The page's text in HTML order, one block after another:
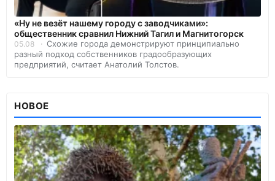
«Ну не везёт нашему городу с заводчиками»:
общественник сравнил Нижний Тагил и Магнитогорск
05.08
Схожие города демонстрируют принципиально
разный подход собственников градообразующих
предприятий, считает Анатолий Толстов.
НОВОЕ